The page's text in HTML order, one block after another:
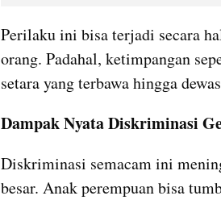
Perilaku ini bisa terjadi secara
orang. Padahal, ketimpangan
setara yang terbawa hingga
Dampak Nyata Diskriminasi
Diskriminasi semacam ini
besar. Anak perempuan bisa